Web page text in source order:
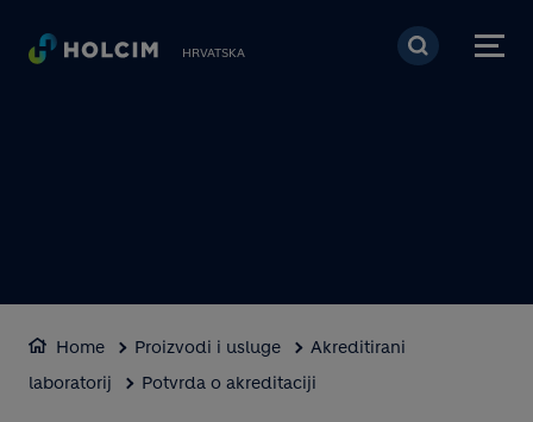
Skoči na glavni sadržaj
HRVATSKA
Home Proizvodi i usluge
Akreditirani
laboratorij
Potvrda o akreditaciji